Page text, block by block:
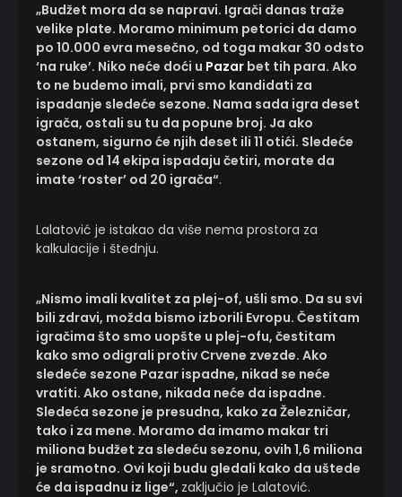
„Budžet mora da se napravi. Igrači danas traže
velike plate. Moramo minimum petorici da damo
po 10.000 evra mesečno, od toga makar 30 odsto
‘na ruke’. Niko neće doći u Pazar bet tih para. Ako
to ne budemo imali, prvi smo kandidati za
ispadanje sledeće sezone. Nama sada igra deset
igrača, ostali su tu da popune broj. Ja ako
ostanem, sigurno će njih deset ili 11 otići. Sledeće
sezone od 14 ekipa ispadaju četiri, morate da
imate ‘roster’ od 20 igrača“.
Lalatović je istakao da više nema prostora za
kalkulacije i štednju.
„Nismo imali kvalitet za plej-of, ušli smo. Da su svi
bili zdravi, možda bismo izborili Evropu. Čestitam
igračima što smo uopšte u plej-ofu, čestitam
kako smo odigrali protiv Crvene zvezde. Ako
sledeće sezone Pazar ispadne, nikad se neće
vratiti. Ako ostane, nikada neće da ispadne.
Sledeća sezone je presudna, kako za Železničar,
tako i za mene. Moramo da imamo makar tri
miliona budžet za sledeću sezonu, ovih 1,6 miliona
je sramotno. Ovi koji budu gledali kako da uštede
će da ispadnu iz lige“, zaključio je Lalatović.